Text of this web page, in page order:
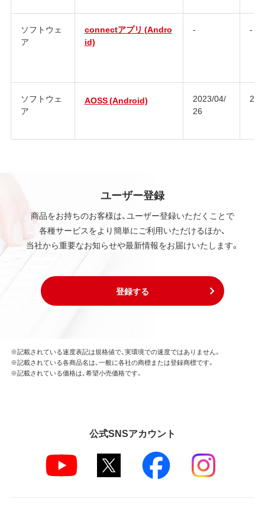
ソフトウェ
ア
connectアプリ (Andro
id)
- -
ソフトウェ
ア
AOSS (Android)
2023/04/
26
ユーザー登録
商品をお持ちのお客様は、ユーザー登録いただくことで
各種サービスをより簡単にご利用いただけるほか、
当社から重要なお知らせや最新情報をお届けいたします。
登録する
※記載されている速度表記は規格値で、実環境での速度ではありません。
※記載されている各商品名は、一般に各社の商標または登録商標です。
※記載されている価格は、希望小売価格です。
公式SNSアカウント